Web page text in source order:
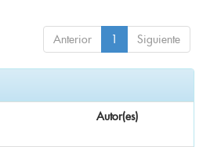
Anterior 1 Siguiente
Autor(es)